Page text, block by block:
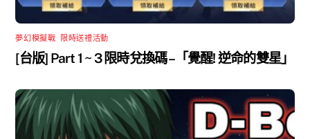
夢幻模擬戰 限時送禮活動
[台版] Part 1 ~ 3 限時兌換碼 –「覺醒! 逆命的雙星」